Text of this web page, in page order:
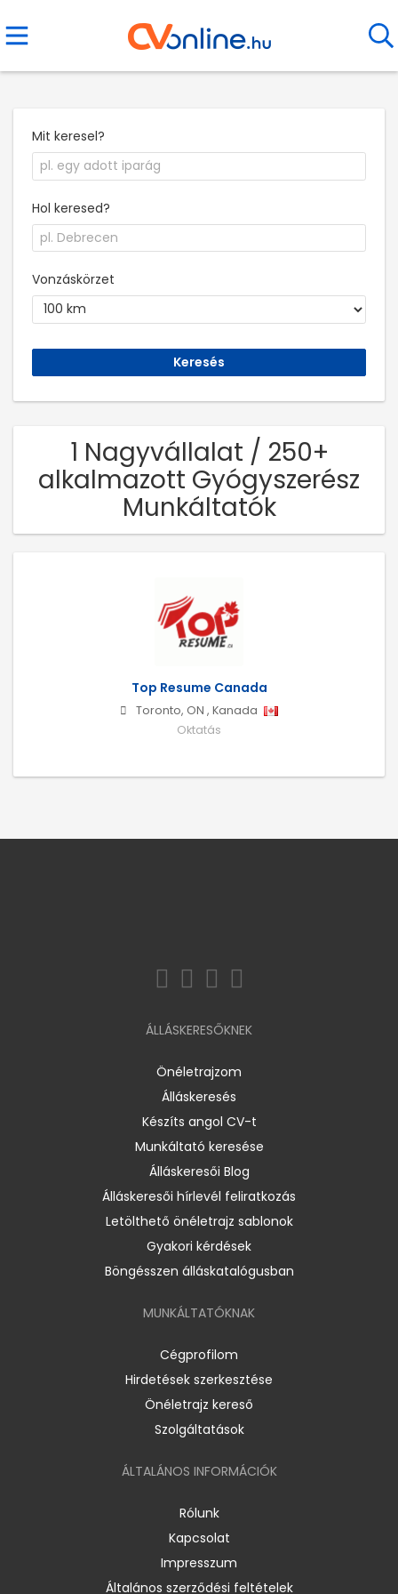
Mit keresel?
Hol keresed?
Vonzáskörzet
1 Nagyvállalat / 250+
alkalmazott Gyógyszerész
Munkáltatók
Top Resume Canada
Toronto, ON , Kanada
Oktatás
ÁLLÁSKERESŐKNEK
Önéletrajzom
Álláskeresés
Készíts angol CV-t
Munkáltató keresése
Álláskeresői Blog
Álláskeresői hírlevél feliratkozás
Letölthető önéletrajz sablonok
Gyakori kérdések
Böngésszen álláskatalógusban
MUNKÁLTATÓKNAK
Cégprofilom
Hirdetések szerkesztése
Önéletrajz kereső
Szolgáltatások
ÁLTALÁNOS INFORMÁCIÓK
Rólunk
Kapcsolat
Impresszum
Általános szerződési feltételek